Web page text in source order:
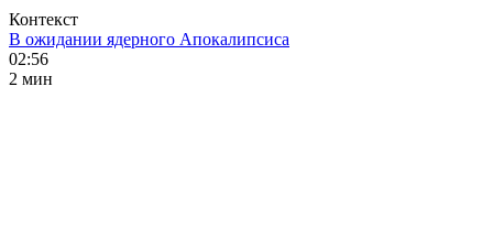
Контекст
В ожидании ядерного Апокалипсиса
02:56
2 мин